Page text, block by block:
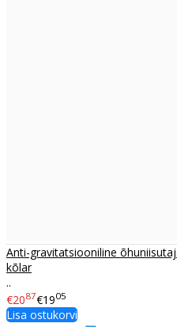
Anti-gravitatsiooniline
kõlar
..
€2087€1905
Lisa ostukorvi